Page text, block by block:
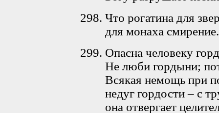
Что рогатина для
для монаха смирение.
Опасна человеку
Не люби гордыни;
Всякая немощь при
недуг гордости – с
она отвергает